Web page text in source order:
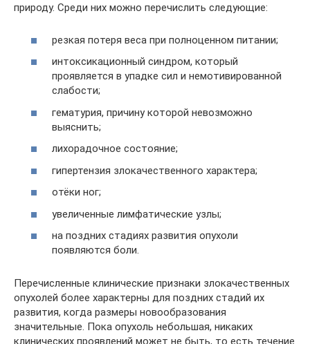
природу. Среди них можно перечислить следующие:
резкая потеря веса при полноценном питании;
интоксикационный синдром, который
проявляется в упадке сил и немотивированной
слабости;
гематурия, причину которой невозможно
выяснить;
лихорадочное состояние;
гипертензия злокачественного характера;
отёки ног;
увеличенные лимфатические узлы;
на поздних стадиях развития опухоли
появляются боли.
Перечисленные клинические признаки злокачественных
опухолей более характерны для поздних стадий их
развития, когда размеры новообразования
значительные. Пока опухоль небольшая, никаких
клинических проявлений может не быть, то есть течение